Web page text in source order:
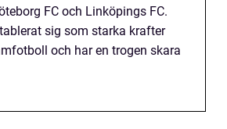
FC och Linköpings FC.
sig som starka krafter
och har en trogen skara